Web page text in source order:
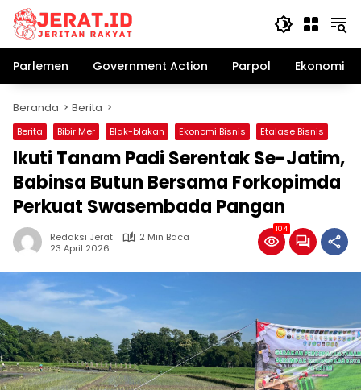
Langsung
konten
Parlemen
Government Action Parpol Ekonomi
Beranda Berita
Berita Bibir Mer Blak-blakan Ekonomi Bisnis Etalase Bisnis
Ikuti Tanam Padi Serentak Se-Jatim,
Babinsa Butun Bersama Forkopimda
Perkuat Swasembada Pangan
Redaksi Jerat
2 Min Baca
23 April 2026
104